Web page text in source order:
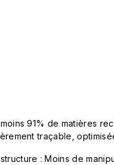
91% de matières
traçable,
: Moins de